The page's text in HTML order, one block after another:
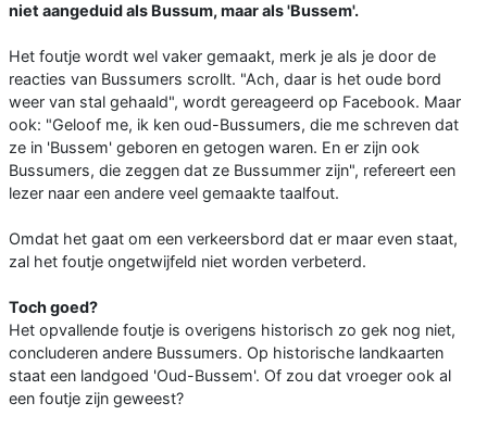
niet aangeduid als Bussum, maar als 'Bussem'.
Het foutje wordt wel vaker gemaakt, merk je als je door de
reacties van Bussumers scrollt. "Ach, daar is het oude bord
weer van stal gehaald", wordt gereageerd op Facebook. Maar
ook: "Geloof me, ik ken oud-Bussumers, die me schreven dat
ze in 'Bussem' geboren en getogen waren. En er zijn ook
Bussumers, die zeggen dat ze Bussummer zijn", refereert een
lezer naar een andere veel gemaakte taalfout.
Omdat het gaat om een verkeersbord dat er maar even staat,
zal het foutje ongetwijfeld niet worden verbeterd.
Toch goed?
Het opvallende foutje is overigens historisch zo gek nog niet,
concluderen andere Bussumers. Op historische landkaarten
staat een landgoed 'Oud-Bussem'. Of zou dat vroeger ook al
een foutje zijn geweest?